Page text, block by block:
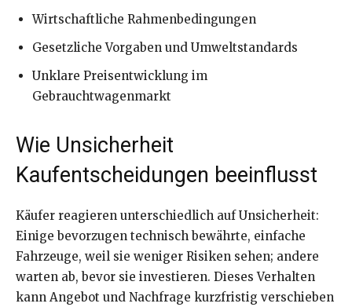
Wirtschaftliche Rahmenbedingungen
Gesetzliche Vorgaben und Umweltstandards
Unklare Preisentwicklung im
Gebrauchtwagenmarkt
Wie Unsicherheit
Kaufentscheidungen beeinflusst
Käufer reagieren unterschiedlich auf Unsicherheit:
Einige bevorzugen technisch bewährte, einfache
Fahrzeuge, weil sie weniger Risiken sehen; andere
warten ab, bevor sie investieren. Dieses Verhalten
kann Angebot und Nachfrage kurzfristig verschieben